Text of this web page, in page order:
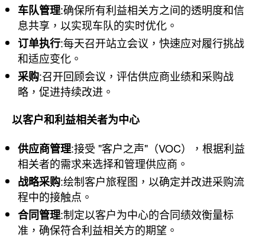
车队管理:确保所有利益相关方之间的透明度和信
息共享，以实现车队的实时优化。
订单执行:每天召开站立会议，快速应对履行挑战
和适应变化。
采购:召开回顾会议，评估供应商业绩和采购战
略，促进持续改进。
以客户和利益相关者为中心
供应商管理:接受 "客户之声"（VOC），根据利益
相关者的需求来选择和管理供应商。
战略采购:绘制客户旅程图，以确定并改进采购流
程中的接触点。
合同管理:制定以客户为中心的合同绩效衡量标
准，确保符合利益相关方的期望。